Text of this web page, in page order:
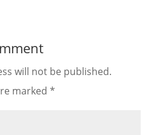
will not be published.
marked *